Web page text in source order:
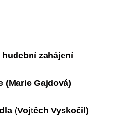
zahájení
(Marie Gajdová)
(Vojtěch Vyskočil)